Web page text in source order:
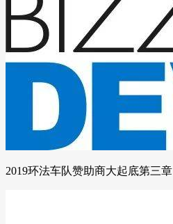
2019环法车队赞助商大起底第三章